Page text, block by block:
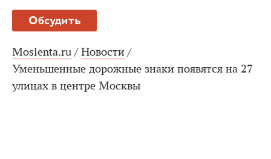
Обсудить
Moslenta.ru / Новости /
Уменьшенные дорожные знаки появятся на 27
улицах в центре Москвы